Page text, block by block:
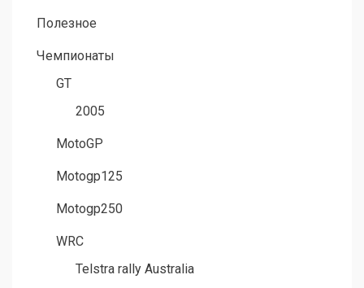
Полезное
Чемпионаты
GT
2005
MotoGP
Motogp125
Motogp250
WRC
Telstra rally Australia